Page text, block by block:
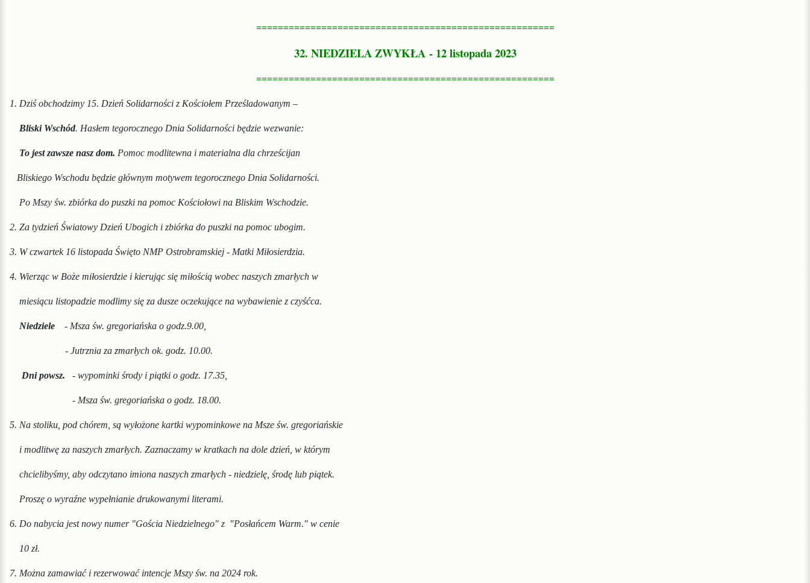
=======================================================
32. NIEDZIELA ZWYKŁA - 12 listopada 2023
=======================================================
1. Dziś obchodzimy 15. Dzień Solidarności z Kościołem Prześladowanym –
Bliski Wschód. Hasłem tegorocznego Dnia Solidarności będzie wezwanie:
To jest zawsze nasz dom. Pomoc modlitewna i materialna dla chrześcijan
Bliskiego Wschodu będzie głównym motywem tegorocznego Dnia Solidarności.
Po Mszy św. zbiórka do puszki na pomoc Kościołowi na Bliskim Wschodzie.
2. Za tydzień Światowy Dzień Ubogich i zbiórka do puszki na pomoc ubogim.
3. W czwartek 16 listopada Święto NMP Ostrobramskiej - Matki Miłosierdzia.
4. Wierząc w Boże miłosierdzie i kierując się miłością wobec naszych zmarłych w
miesiącu listopadzie modlimy się za dusze oczekujące na wybawienie z czyśćca.
Niedziele - Msza św. gregoriańska o godz.9.00,
- Jutrznia za zmarłych ok. godz. 10.00.
Dnipowsz. - wypominki środy i piątki o godz. 17.35,
- Msza św. gregoriańska o godz. 18.00.
5. Na stoliku, pod chórem, są wyłożone kartki wypominkowe na Msze św. gregoriańskie
i modlitwę za naszych zmarłych. Zaznaczamy w kratkach na dole dzień, w którym
chcielibyśmy, aby odczytano imiona naszych zmarłych - niedzielę, środę lub piątek.
Proszę o wyraźne wypełnianie drukowanymi literami.
6. Do nabycia jest nowy numer "Gościa Niedzielnego" z "Posłańcem Warm." w cenie
10 zł.
7. Można zamawiać i rezerwować intencje Mszy św. na 2024 rok.